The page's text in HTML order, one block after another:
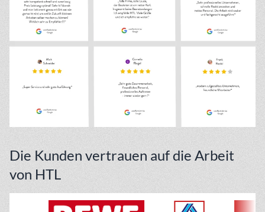
Die Kunden vertrauen auf die Arbeit
von HTL